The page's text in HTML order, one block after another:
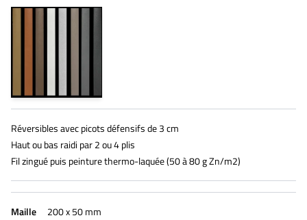
Réversibles avec picots défensifs de 3 cm
Haut ou bas raidi par 2 ou 4 plis
Fil zingué puis peinture thermo-laquée (50 à 80 g Zn/m2)
Maille
200 x 50 mm